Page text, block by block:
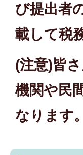
び提出者
載して税
(注意)皆
機関や民
なります。